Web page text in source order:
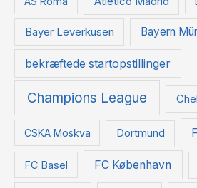
Bayer Leverkusen Bayern
bekræftede startopstillinger
Champions League
CSKA Moskva Dortmund
FC Basel FC København